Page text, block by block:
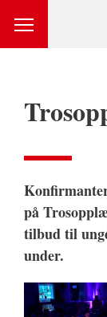
på
tilbud til
under.